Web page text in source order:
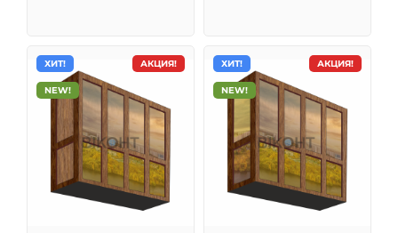
АКЦИЯ!
ХИТ!
NEW!
АКЦИЯ!
ХИТ!
NEW!